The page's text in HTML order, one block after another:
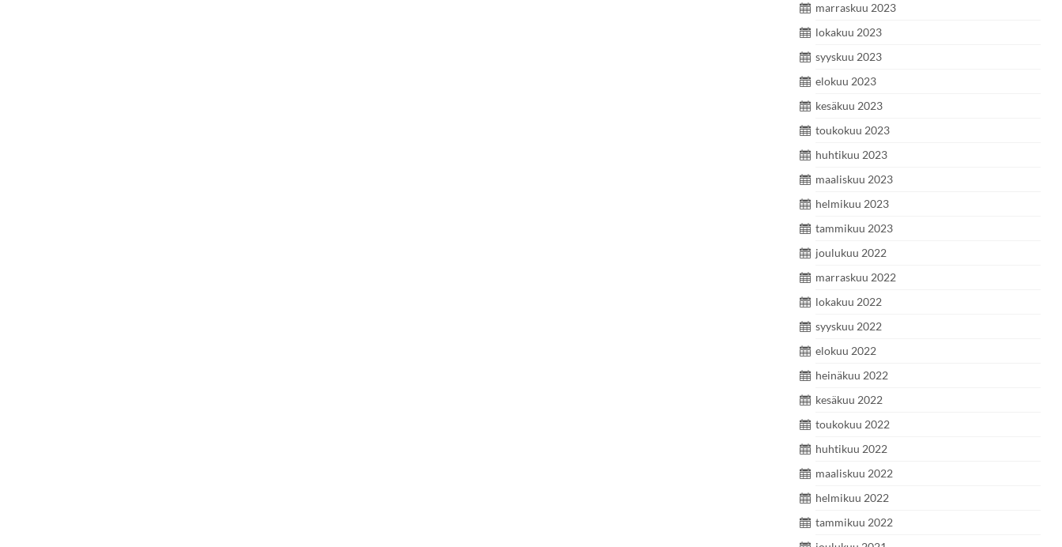
marraskuu 2023
lokakuu 2023
syyskuu 2023
elokuu 2023
kesäkuu 2023
toukokuu 2023
huhtikuu 2023
maaliskuu 2023
helmikuu 2023
tammikuu 2023
joulukuu 2022
marraskuu 2022
lokakuu 2022
syyskuu 2022
elokuu 2022
heinäkuu 2022
kesäkuu 2022
toukokuu 2022
huhtikuu 2022
maaliskuu 2022
helmikuu 2022
tammikuu 2022